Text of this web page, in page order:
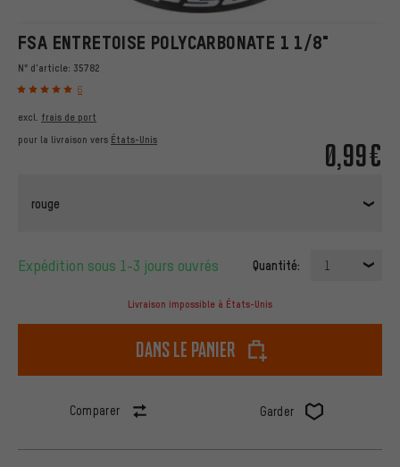
FSA ENTRETOISE POLYCARBONATE 1 1/8"
N° d'article: 35782
6
0,99€
excl. frais de port
pour la livraison vers États-Unis
rouge
Expédition sous 1-3 jours ouvrés Quantité: 1
Livraison impossible à États-Unis
dans le panier
Comparer Garder